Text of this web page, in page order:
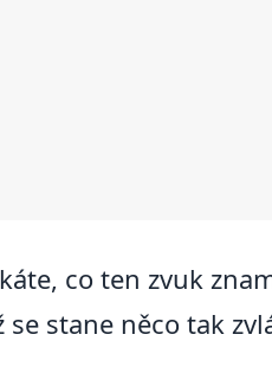
co ten zvuk
stane něco tak